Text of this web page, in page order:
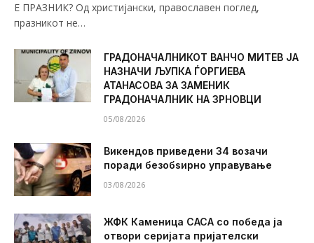
Е ПРАЗНИК? Од христијански, православен поглед,
празникот не…
ГРАДОНАЧАЛНИКОТ ВАНЧО МИТЕВ ЈА
НАЗНАЧИ ЉУПКА ЃОРГИЕВА
АТАНАСОВА ЗА ЗАМЕНИК
ГРАДОНАЧАЛНИК НА ЗРНОВЦИ
05/08/2026
Викендов приведени 34 возачи
поради безобѕирно управување
03/08/2026
ЖФК Каменица САСА со победа ја
отвори серијата пријателски